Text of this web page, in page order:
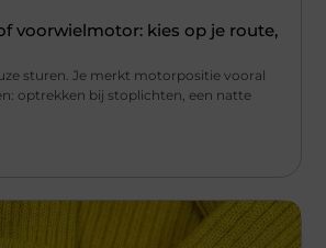
voorwielmotor: kies op je route,
sturen. Je merkt motorpositie vooral
optrekken bij stoplichten, een natte